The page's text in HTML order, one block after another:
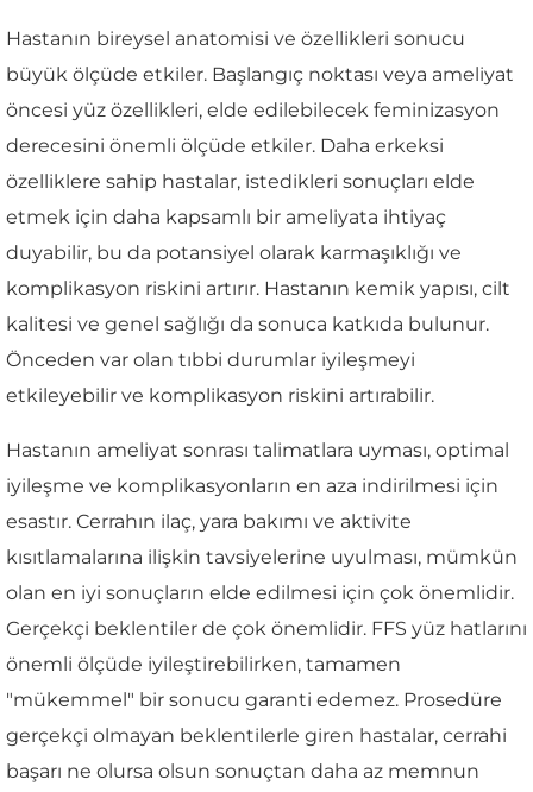
Hastanın bireysel anatomisi ve özellikleri sonucu
büyük ölçüde etkiler. Başlangıç noktası veya ameliyat
öncesi yüz özellikleri, elde edilebilecek feminizasyon
derecesini önemli ölçüde etkiler. Daha erkeksi
özelliklere sahip hastalar, istedikleri sonuçları elde
etmek için daha kapsamlı bir ameliyata ihtiyaç
duyabilir, bu da potansiyel olarak karmaşıklığı ve
komplikasyon riskini artırır. Hastanın kemik yapısı, cilt
kalitesi ve genel sağlığı da sonuca katkıda bulunur.
Önceden var olan tıbbi durumlar iyileşmeyi
etkileyebilir ve komplikasyon riskini artırabilir.
Hastanın ameliyat sonrası talimatlara uyması, optimal
iyileşme ve komplikasyonların en aza indirilmesi için
esastır. Cerrahın ilaç, yara bakımı ve aktivite
kısıtlamalarına ilişkin tavsiyelerine uyulması, mümkün
olan en iyi sonuçların elde edilmesi için çok önemlidir.
Gerçekçi beklentiler de çok önemlidir. FFS yüz hatlarını
önemli ölçüde iyileştirebilirken, tamamen
"mükemmel" bir sonucu garanti edemez. Prosedüre
gerçekçi olmayan beklentilerle giren hastalar, cerrahi
başarı ne olursa olsun sonuçtan daha az memnun